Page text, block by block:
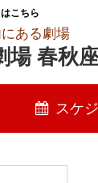
こちら
ある劇場
場 春秋
スケ